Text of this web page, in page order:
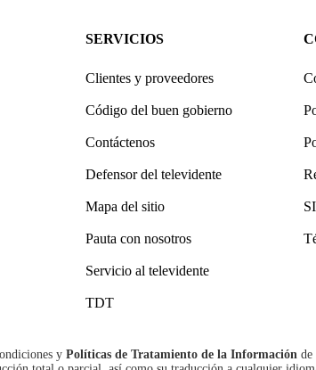
SERVICIOS
Clientes y proveedores
Código del buen gobierno
Contáctenos
Defensor del televidente
Mapa del sitio
Pauta con nosotros
Servicio al televidente
TDT
y Políticas de Tratamiento de la Información de